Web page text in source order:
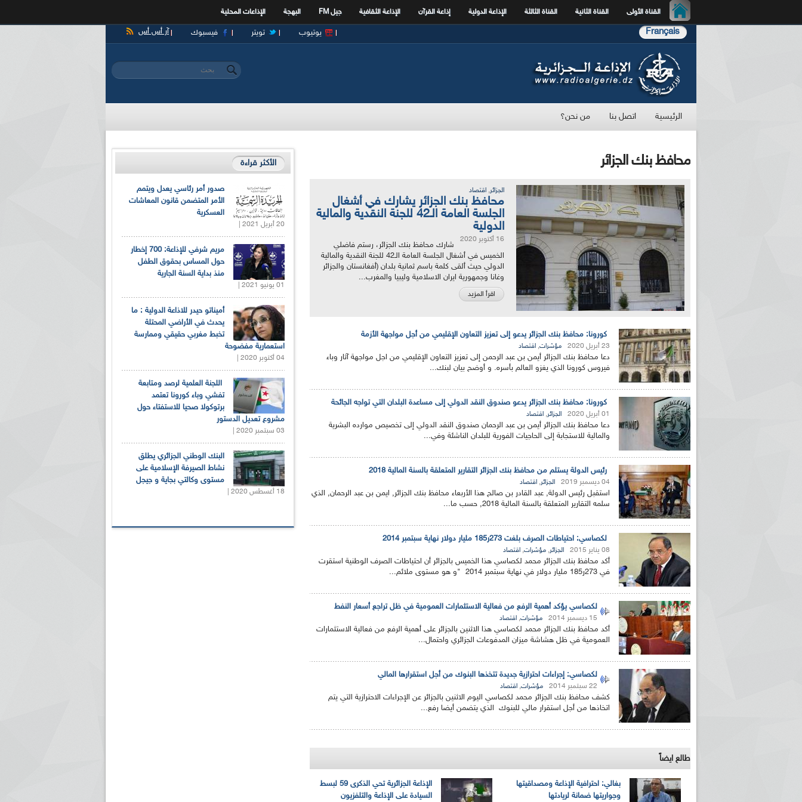
القناة الأولى القناة الثانية القناة الثالثة الإذاعة الدولية إذاعة القرآن الإذاعة الثقافية جيل FM البهجة الإذاعات المحلية
Français آر أس أس فيسبوك تويتر يوتيوب
استمارة البحث
‏بحث ‏
الرئيسية اتصل بنا من نحن؟
محافظ بنك الجزائر
الجزائر, اقتصاد
محافظ بنك الجزائر يشارك في أشغال
الجلسة العامة الـ42 للجنة النقدية والمالية
الدولية
16 أكتوبر 2020
شارك محافظ بنك الجزائر، رستم فاضلي
الخميس في أشغال الجلسة العامة الـ42 للجنة النقدية والمالية
الدولي حيث ألقى كلمة باسم ثمانية بلدان (أفغانستان والجزائر
وغانا وجمهورية ايران الاسلامية وليبيا والمغرب...
اقرأ المزيد
كورونا: محافظ بنك الجزائر يدعو إلى تعزيز التعاون الإقليمي من أجل مواجهة الأزمة
23 أبريل 2020 مؤشرات, اقتصاد
دعا محافظ بنك الجزائر أيمن بن عبد الرحمن إلى تعزيز التعاون الإقليمي من اجل مواجهة آثار وباء
فيروس كورونا الذي يغزو العالم بأسره. و أوضح بيان لبنك...
كورونا: محافظ بنك الجزائر يدعو صندوق النقد الدولي إلى مساعدة البلدان التي تواجه الجائحة
01 أبريل 2020 الجزائر, اقتصاد
دعا محافظ بنك الجزائر أيمن بن عبد الرحمان صندوق النقد الدولي إلى تخصيص موارده البشرية
والمالية للاستجابة إلى الحاجيات الفورية للبلدان الناشئة وفي...
رئيس الدولة يستلم من محافظ بنك الجزائر التقارير المتعلقة بالسنة المالية 2018
04 ديسمبر 2019 الجزائر, اقتصاد
استقبل رئيس الدولة, عبد القادر بن صالح هذا الأربعاء محافظ بنك الجزائر, ايمن بن عبد الرحمان, الذي
سلمه التقارير المتعلقة بالسنة المالية 2018, حسب ما...
لكصاسي: احتياطات الصرف بلغت 273ر185 مليار دولار نهاية سبتمبر 2014
08 يناير 2015 الجزائر, مؤشرات, اقتصاد
أكد محافظ بنك الجزائر محمد لكصاسي هذا الخميس بالجزائر أن احتياطات الصرف الوطنية استقرت
في 273ر185 مليار دولار في نهاية سبتمبر 2014 "و هو مستوى ملائم...
لكصاسي يؤكد أهمية الرفع من فعالية الاستثمارات العمومية في ظل تراجع أسعار النفط
15 ديسمبر 2014 مؤشرات, اقتصاد
أكد محافظ بنك الجزائر محمد لكصاسي هذا الاثنين بالجزائر على أهمية الرفع من فعالية الاستثمارات
العمومية في ظل هشاشة ميزان المدفوعات الجزائري واحتمال...
لكصاسي: إجراءات احترازية جديدة تتخذها البنوك من أجل استقرارها المالي
22 سبتمبر 2014 مؤشرات, اقتصاد
كشف محافظ بنك الجزائر محمد لكصاسي اليوم الاثنين بالجزائر عن الإجراءات الاحترازية التي يتم
اتخاذها من أجل استقرار مالي للبنوك الذي يتضمن أيضا رفع...
طالع ايضاً
الإذاعة الجزائرية تحي الذكرى 59 لبسط
السيادة على الإذاعة والتلفزيون
بغالي: احترافية الإذاعة ومصداقيتها
وجواريتها ضمانة لريادتها
الأكثر قراءة
صدور أمر رئاسي يعدل ويتمم
الأمر المتضمن قانون المعاشات
العسكرية
20 أبريل 2021 |
مريم شرفي للإذاعة: 700 إخطار
حول المساس بحقوق الطفل
منذ بداية السنة الجارية
01 يونيو 2021 |
أميناتو حيدر للاذاعة الدولية : ما
يحدث في الأراضي المحتلة
تخبط مغربي حقيقي وممارسة
استعمارية مفضوحة
04 أكتوبر 2020 |
اللجنة العلمية لرصد ومتابعة
تفشي وباء كورونا تعتمد
برتوكولا صحيا للاستفتاء حول
مشروع تعديل الدستور
03 سبتمبر 2020 |
البنك الوطني الجزائري يطلق
نشاط الصيرفة الإسلامية على
مستوى وكالتي بجاية و جيجل
18 أغسطس 2020 |